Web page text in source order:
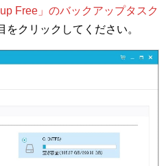
Free」のバックアップタスク
をクリックしてください。